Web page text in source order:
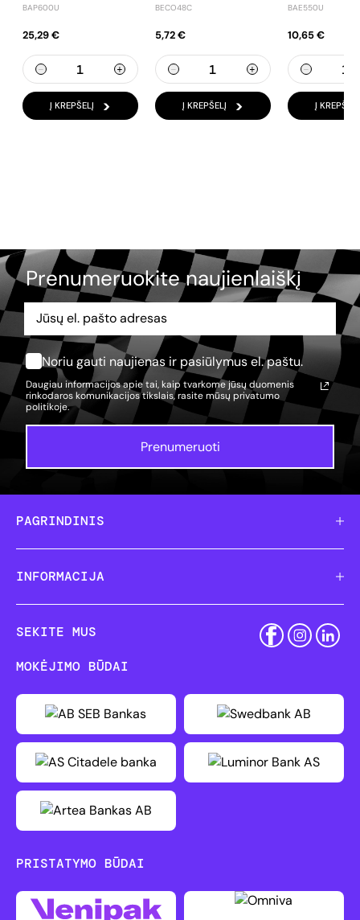
BAP600U
25,29 €
Į KREPŠELĮ
BECO48C
5,72 €
Į KREPŠELĮ
BAE550U
10,65 €
Į KREPŠELĮ
Prenumeruokite naujienlaiškį
Noriu gauti naujienas ir pasiūlymus el. paštu.
Daugiau informacijos apie tai, kaip tvarkome jūsų duomenis
rinkodaros komunikacijos tikslais, rasite mūsų privatumo
politikoje.
Prenumeruoti
PAGRINDINIS
INFORMACIJA
SEKITE MUS
MOKĖJIMO BŪDAI
PRISTATYMO BŪDAI